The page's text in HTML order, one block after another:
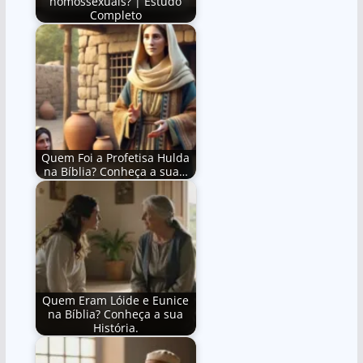
Completo
Quem Foi a Profetisa Hulda
na Bíblia? Conheça a sua…
Quem Eram Lóide e Eunice
na Bíblia? Conheça a sua
História.